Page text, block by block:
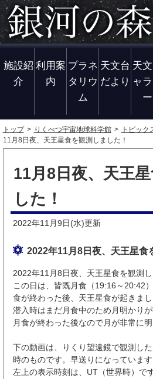
施設紹
介
利用案
内
プラネ
タリウ
ム
天文台
だより
天
ャ
ー
トップ りくべつ宇宙地球科学館
トピック
11月8日夜、天王星食を観測しました！
11月8日夜、天王
した！
2022年11月9日(水)更新
2022年11月8日夜、天王星食
2022年11月8日夜、天王星食を観測し
この日は、皆既月食（19:16～20:42
食が終わった後、天王星食が起きまし
潜入時はまだ月食中のため月明かり
月食が終わった後なので月が非常に明
下の動画は、りくり望遠鏡で観測し
時のものです。早送りになっています
左上の表示時刻は、UT（世界時）で